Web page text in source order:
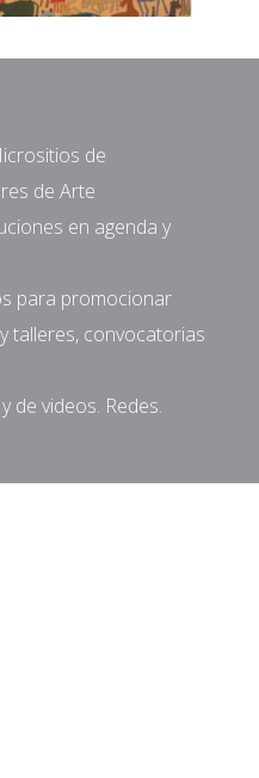
de
de Arte
en agenda y
para promocionar
talleres, convocatorias
de videos. Redes.